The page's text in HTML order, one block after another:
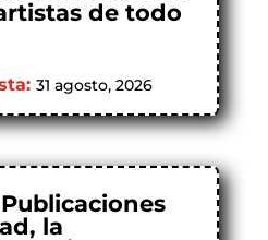
de todo
31 agosto, 2026
la